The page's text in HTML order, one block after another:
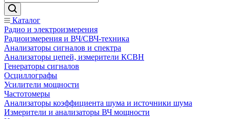
Каталог
Радио и электроизмерения
Радиоизмерения и ВЧ/СВЧ-техника
Анализаторы сигналов и спектра
Анализаторы цепей, измерители КСВН
Генераторы сигналов
Осциллографы
Усилители мощности
Частотомеры
Анализаторы коэффициента шума и источники шума
Измерители и анализаторы ВЧ мощности